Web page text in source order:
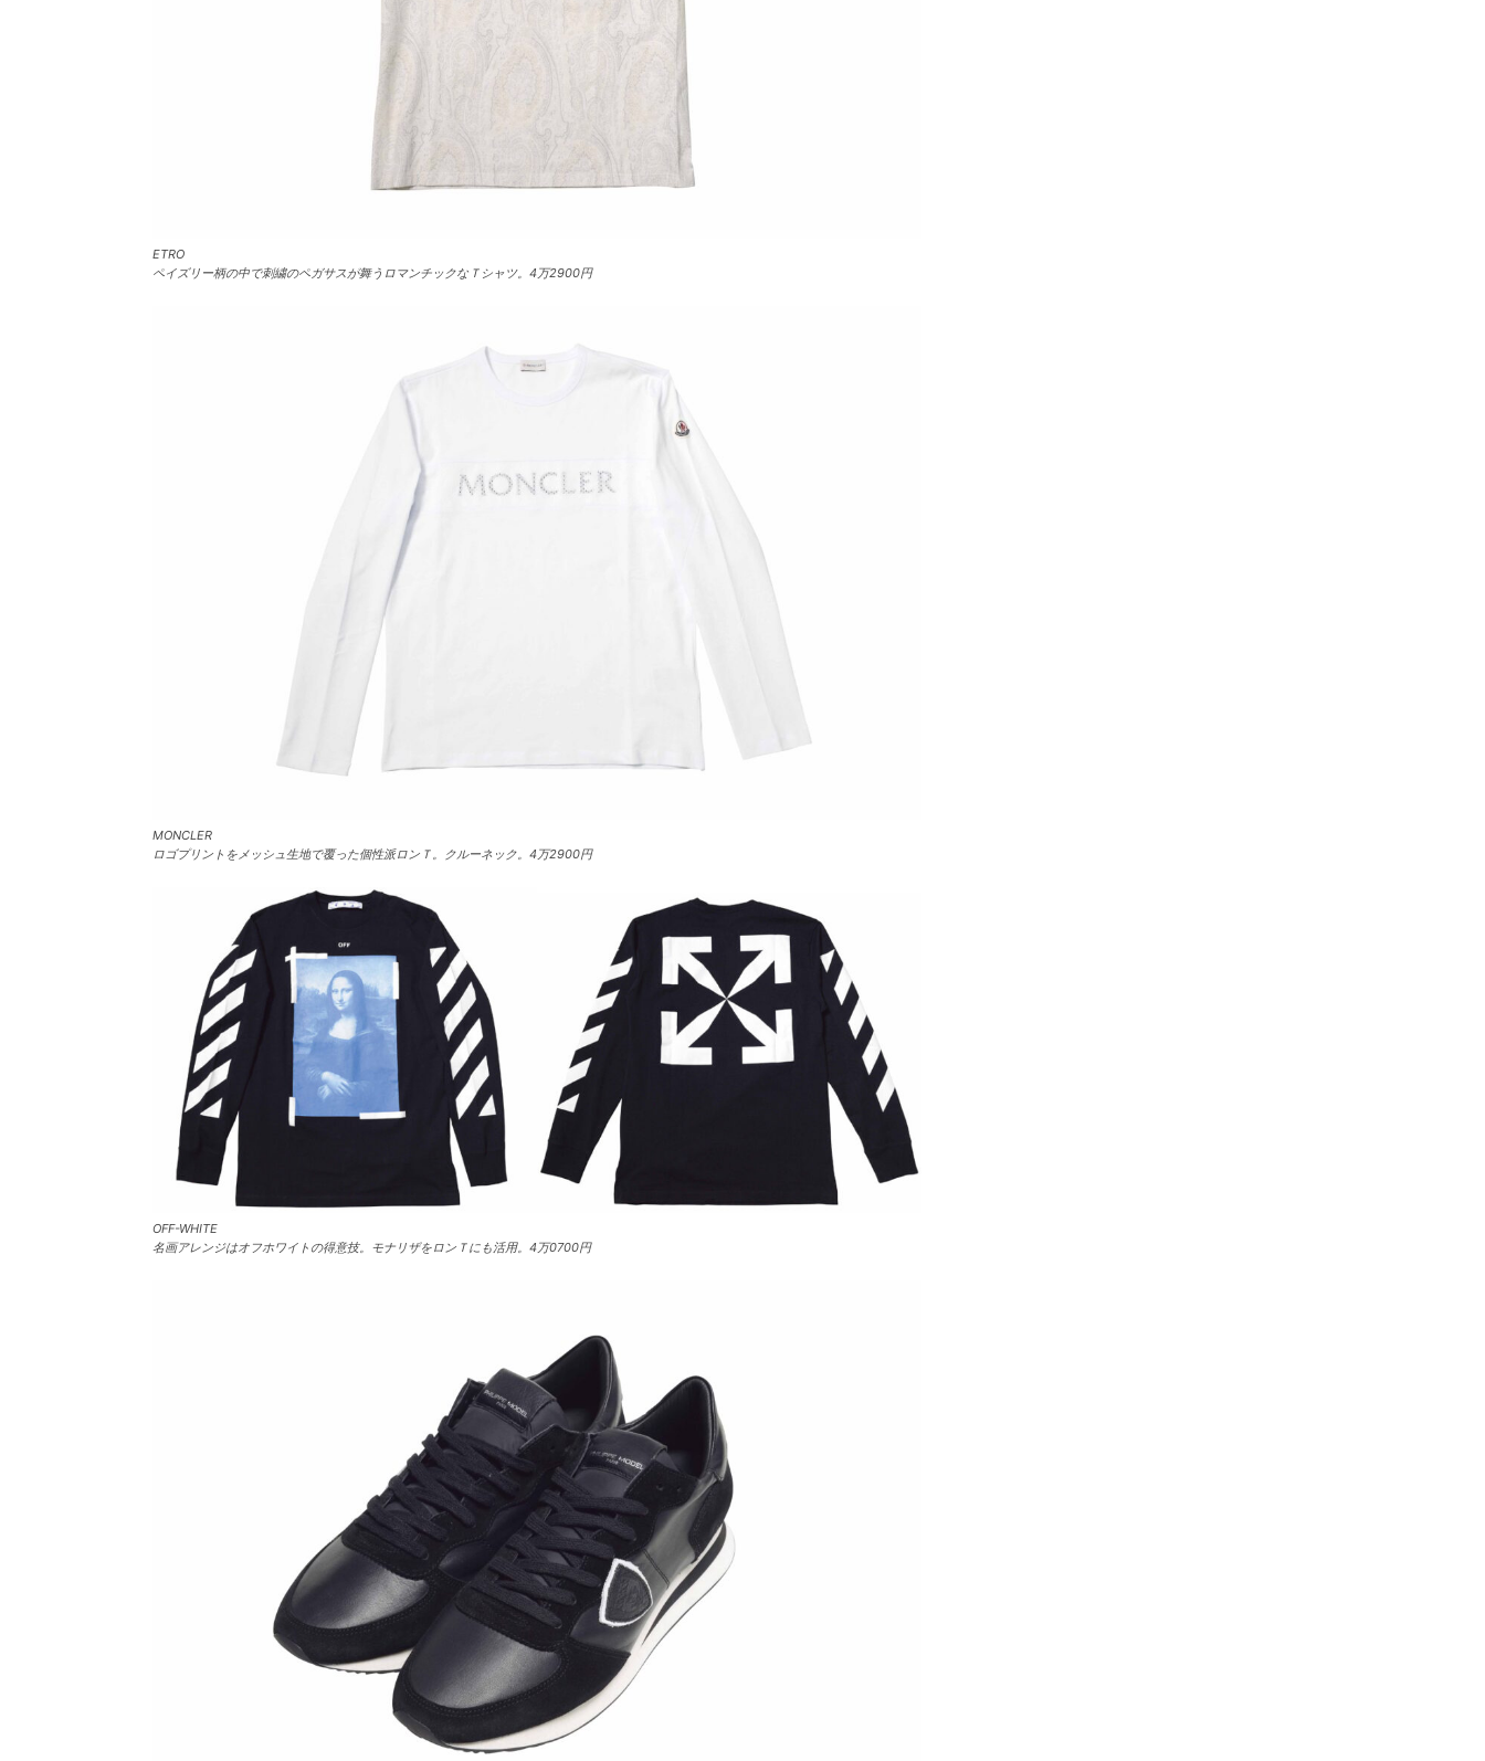
ETRO
ペイズリー柄の中で刺繍のペガサスが舞うロマンチックなＴシャツ。4万2900円
MONCLER
ロゴプリントをメッシュ生地で覆った個性派ロンＴ。クルーネック。4万2900円
OFF-WHITE
名画アレンジはオフホワイトの得意技。モナリザをロンＴにも活用。4万0700円